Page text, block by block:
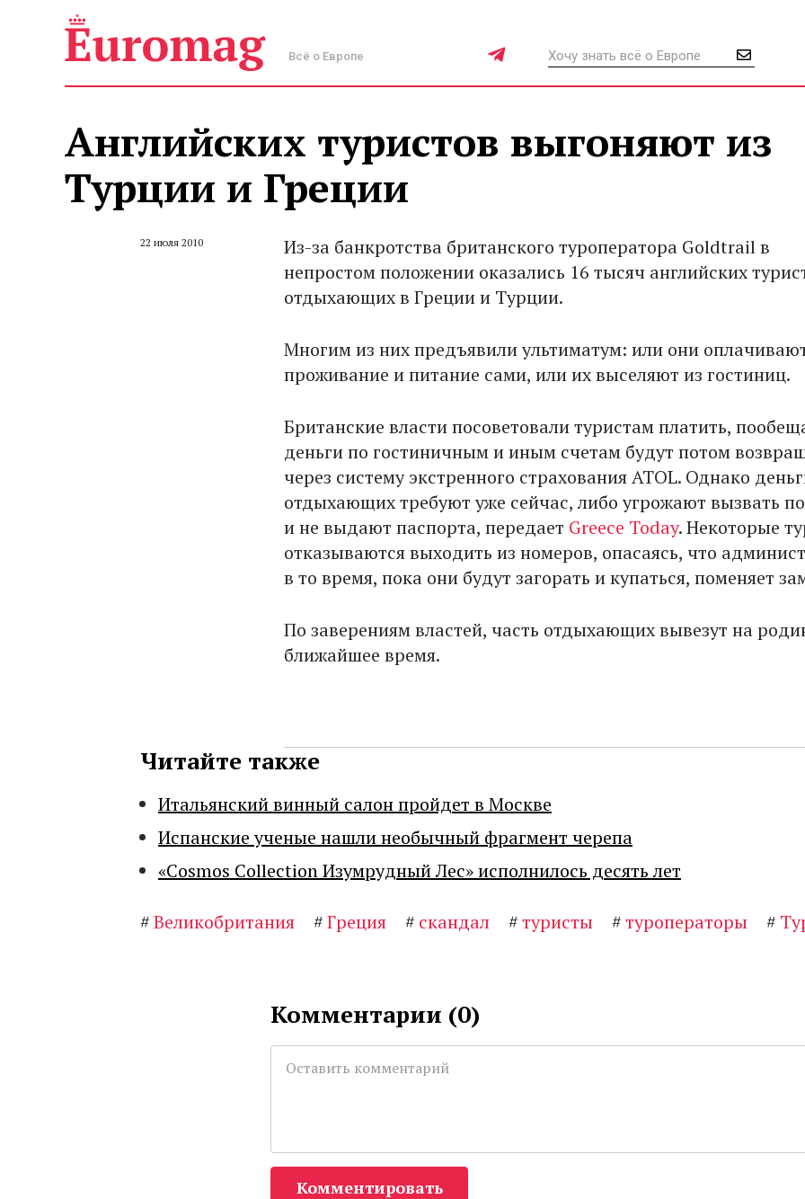
Всё о Европе
Английских туристов выгоняют из
Турции и Греции
22 июля 2010
Из-за банкротства британского туроператора Goldtrail в
непростом положении оказались 16 тысяч английских
отдыхающих в Греции и Турции.
Многим из них предъявили ультиматум: или они
проживание и питание сами, или их выселяют из гостиниц.
Британские власти посоветовали туристам платить,
деньги по гостиничным и иным счетам будут потом
через систему экстренного страхования ATOL. Однако
отдыхающих требуют уже сейчас, либо угрожают вызвать
и не выдают паспорта, передает Greece Today. Некоторые
отказываются выходить из номеров, опасаясь, что
в то время, пока они будут загорать и купаться, поменяет
По заверениям властей, часть отдыхающих вывезут на
ближайшее время.
Читайте также
Итальянский винный салон пройдет в Москве
Испанские ученые нашли необычный фрагмент черепа
«Cosmos Collection Изумрудный Лес» исполнилось десять лет
#Великобритания #Греция # скандал #туристы #туроператоры #
Комментарии (0)
Комментировать